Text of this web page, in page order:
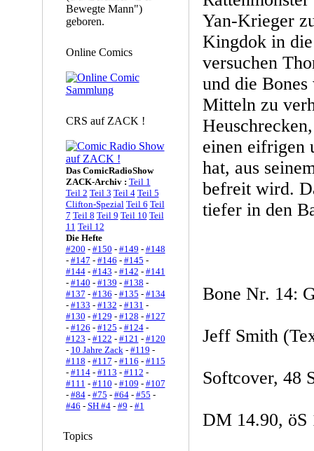
Bewegte Mann")
geboren.
Online Comics
CRS auf ZACK !
Das ComicRadioShow
ZACK-Archiv : Teil 1
Teil 2 Teil 3 Teil 4 Teil 5
Clifton-Spezial Teil 6 Teil
7 Teil 8 Teil 9 Teil 10 Teil
11 Teil 12
Die Hefte
#200 - #150 - #149 - #148
- #147 - #146 - #145 -
#144- #143 - #142 - #141
- #140 - #139 - #138 -
#137 - #136 - #135 - #134
- #133 - #132 - #131 -
#130 - #129 - #128 - #127
- #126 - #125 - #124-
#123 - #122 - #121 - #120
- 10 Jahre Zack- #119 -
#118 - #117 - #116 - #115
- #114- #113 - #112 -
#111 - #110 - #109 - #107
- #84- #75 - #64- #55 -
#46 - SH #4- #9 - #1
Topics
Yan-Krieger
Kingdok in
versuchen
und die Bones
Mitteln zu
einen eifrigen
hat, aus
befreit wird.
tiefer in den
Bone Nr. 14:
Jeff Smith
Softcover, 48
DM 14.90, öS